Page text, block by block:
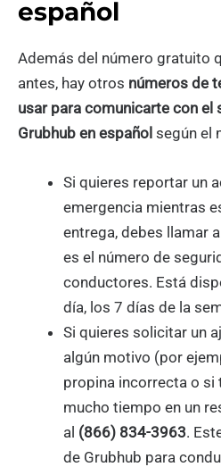
español
Además del número gratuito
antes, hay otros números de
usar para comunicarte con el
Grubhub en español según el
Si quieres reportar un
emergencia mientras
entrega, debes llamar
es el número de
conductores. Está
día, los 7 días de la
Si quieres solicitar un
algún motivo (por
propina incorrecta o si
mucho tiempo en un
al (866) 834-3963.
de Grubhub para